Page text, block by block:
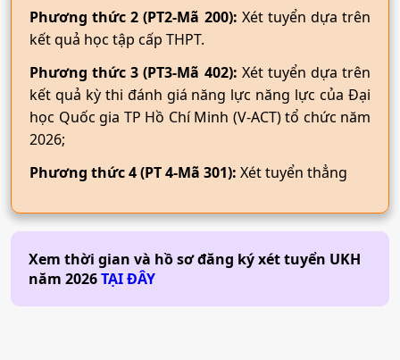
Phương thức 2 (PT2-Mã 200): Xét tuyển dựa trên
kết quả học tập cấp THPT.
Phương thức 3 (PT3-Mã 402): Xét tuyển dựa trên
kết quả kỳ thi đánh giá năng lực năng lực của Đại
học Quốc gia TP Hồ Chí Minh (V-ACT) tổ chức năm
2026;
Phương thức 4 (PT 4-Mã 301): Xét tuyển thẳng
Xem thời gian và hồ sơ đăng ký xét tuyển UKH
năm 2026TẠI ĐÂY